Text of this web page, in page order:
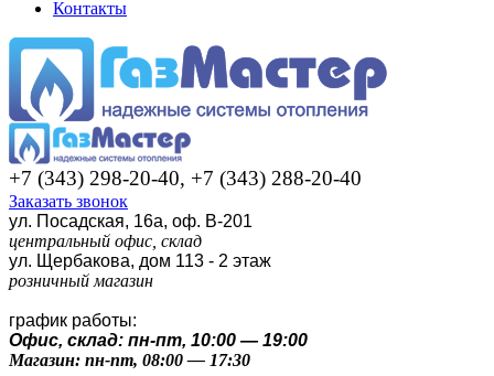
Контакты
+7 (343) 298-20-40, +7 (343) 288-20-40
Заказать звонок
ул. Посадская, 16а, оф. В-201
центральный офис, склад
ул. Щербакова, дом 113 - 2 этаж
розничный магазин
график работы:
Офис, склад: пн-пт, 10:00 — 19:00
Магазин: пн-пт, 08:00 — 17:30